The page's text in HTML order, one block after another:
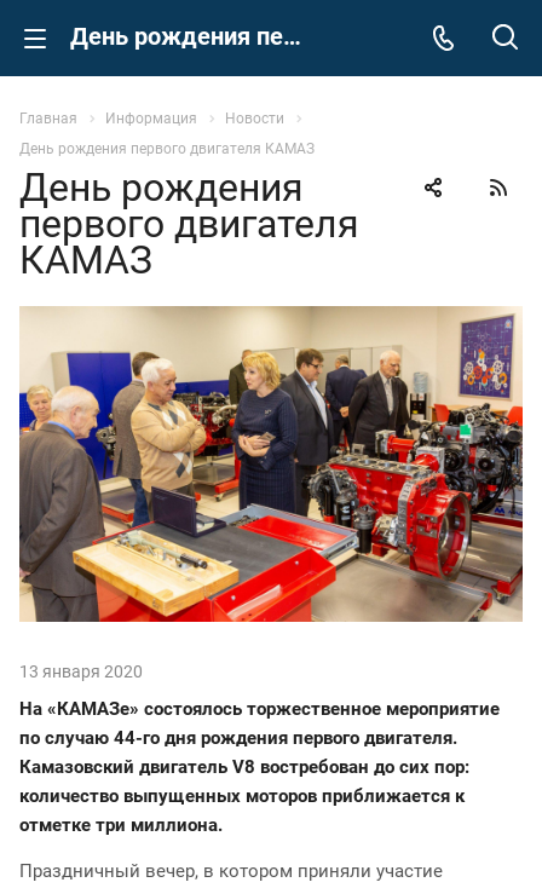
День рождения первого двигателя КАМАЗ
Главная Информация
Новости
День рождения первого двигателя КАМАЗ
День рождения
первого двигателя
КАМАЗ
13 января 2020
На «КАМАЗе» состоялось торжественное мероприятие
по случаю 44-го дня рождения первого двигателя.
Камазовский двигатель V8 востребован до сих пор:
количество выпущенных моторов приближается к
отметке три миллиона.
Праздничный вечер, в котором приняли участие